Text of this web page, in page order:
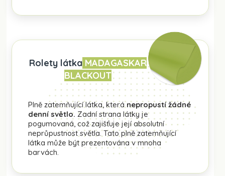
Rolety látkaMADAGASKAR
BLACKOUT
Plně zatemňující látka, kteránepropustí žádné
denní světlo. Zadní strana látky je
pogumovaná, což zajišťuje její absolutní
neprůpustnost světla. Tato plně zatemňující
látka může být prezentována v mnoha
barvách.